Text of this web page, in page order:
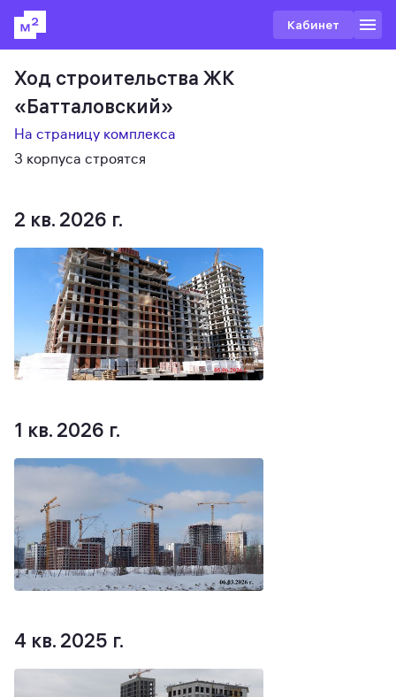
Кабинет
Ход строительства ЖК
«Батталовский»
На страницу комплекса
3 корпуса строятся
2 кв. 2026 г.
1 кв. 2026 г.
4 кв. 2025 г.